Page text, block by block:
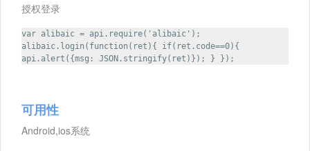
授权登录
var alibaic = api.require('alibaic');
alibaic.login(function(ret){ if(ret.code==0){
api.alert({msg: JSON.stringify(ret)}); } });
可用性
Android,ios系统